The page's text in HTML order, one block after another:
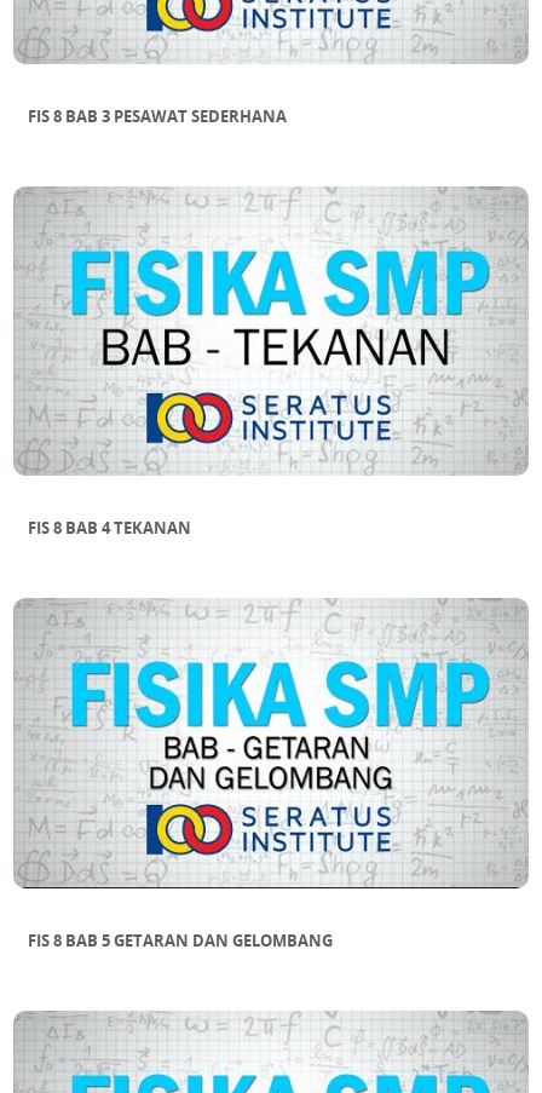
FIS 8 BAB 3 PESAWAT SEDERHANA
FIS 8 BAB 4 TEKANAN
FIS 8 BAB 5 GETARAN DAN GELOMBANG